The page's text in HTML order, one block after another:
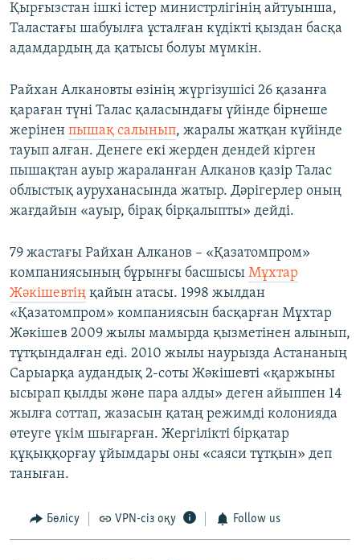
Қырғызстан ішкі істер министрлігінің айтуынша,
Таластағы шабуылға ұсталған күдікті қыздан басқа
адамдардың да қатысы болуы мүмкін.
Райхан Алкановты өзінің жүргізушісі 26 қазанға
қараған түні Талас қаласындағы үйінде бірнеше
жерінен пышақ салынып, жаралы жатқан күйінде
тауып алған. Денеге екі жерден дендей кірген
пышақтан ауыр жараланған Алканов қазір Талас
облыстық ауруханасында жатыр. Дәрігерлер оның
жағдайын «ауыр, бірақ бірқалыпты» дейді.
79 жастағы Райхан Алканов – «Қазатомпром»
компаниясының бұрынғы басшысы Мұхтар
Жәкішевтің қайын атасы. 1998 жылдан
«Қазатомпром» компаниясын басқарған Мұхтар
Жәкішев 2009 жылы мамырда қызметінен алынып,
тұтқындалған еді. 2010 жылы наурызда Астананың
Сарыарқа аудандық 2-соты Жәкішевті «қаржыны
ысырап қылды және пара алды» деген айыппен 14
жылға соттап, жазасын қатаң режимді колонияда
өтеуге үкім шығарған. Жергілікті бірқатар
құқыққорғау ұйымдары оны «саяси тұтқын» деп
таныған.
Бөлісу VPN-сіз оқу Follow us